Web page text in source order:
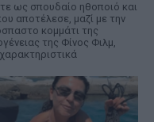
ως σπουδαίο ηθοποιό και
αποτέλεσε, μαζί με την
κομμάτι της
της Φίνος Φιλμ,